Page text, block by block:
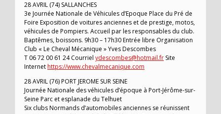
28 AVRIL (74) SALLANCHES
3e Journée Nationale de Véhicules d’Epoque Place du Pré de
Foire Exposition de voitures anciennes et de prestige, motos,
véhicules de Pompiers. Accueil par les responsables du club.
Baptêmes, boissons. 9h30 – 17h30 Entrée libre Organisation
Club « Le Cheval Mécanique » Yves Descombes
T 06 72 00 61 24 Courriel ydescombes@hotmail.fr Site
Internethttps://www.chevalmecanique.com
28 AVRIL (76) PORT JEROME SUR SEINE
Journée Nationale des véhicules d’époque à Port-Jérôme-sur-
Seine Parc et esplanade du Telhuet
Six clubs Normands d’automobiles anciennes se réunissent